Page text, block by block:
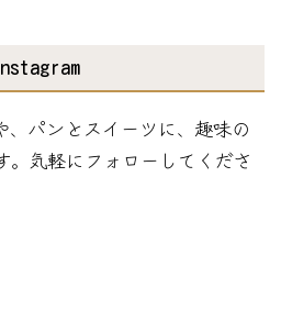
、パンとスイーツに、趣味の
気軽にフォローしてくださ